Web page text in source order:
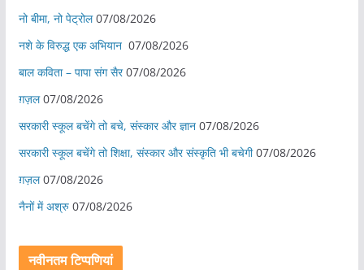
नो बीमा, नो पेट्रोल 07/08/2026
नशे के विरुद्ध एक अभियान 07/08/2026
बाल कविता – पापा संग सैर 07/08/2026
ग़ज़ल 07/08/2026
सरकारी स्कूल बचेंगे तो बचे, संस्कार और ज्ञान 07/08/2026
सरकारी स्कूल बचेंगे तो शिक्षा, संस्कार और संस्कृति भी बचेगी 07/08/2026
ग़ज़ल 07/08/2026
नैनों में अश्रु 07/08/2026
नवीनतम टिप्पणियां